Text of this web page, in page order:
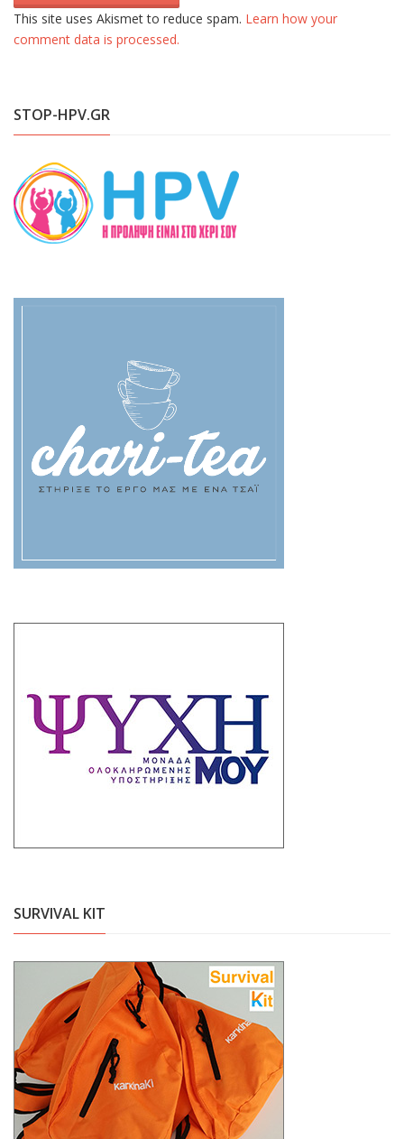
This site uses Akismet to reduce spam. Learn how your
comment data is processed.
STOP-HPV.GR
SURVIVAL KIT